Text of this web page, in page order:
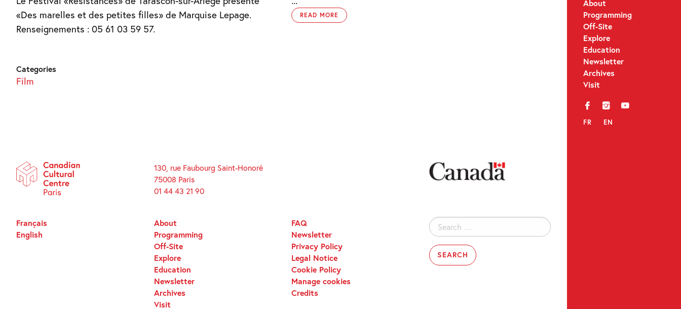
About
Programming
Off-Site
Explore
Education
Newsletter
Archives
Visit
f i y
FR EN
«Des marelles et des petites filles» de Marquise Lepage.
Renseignements : 05 61 03 59 57.
READ MORE
Categories
Film
130, rue Faubourg Saint-Honoré
75008 Paris
01 44 43 21 90
Search
for:
About
Programming
Off-Site
Explore
Education
Newsletter
Archives
Visit
FAQ
Newsletter
Privacy Policy
Legal Notice
Cookie Policy
Manage cookies
Credits
Français
English